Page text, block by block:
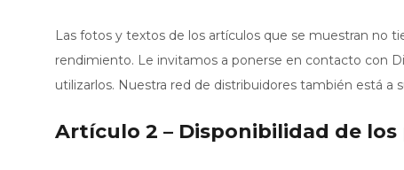
Las fotos y textos de los artículos que se muestran no
rendimiento. Le invitamos a ponerse en contacto con
utilizarlos. Nuestra red de distribuidores también está a
Artículo 2 – Disponibilidad de